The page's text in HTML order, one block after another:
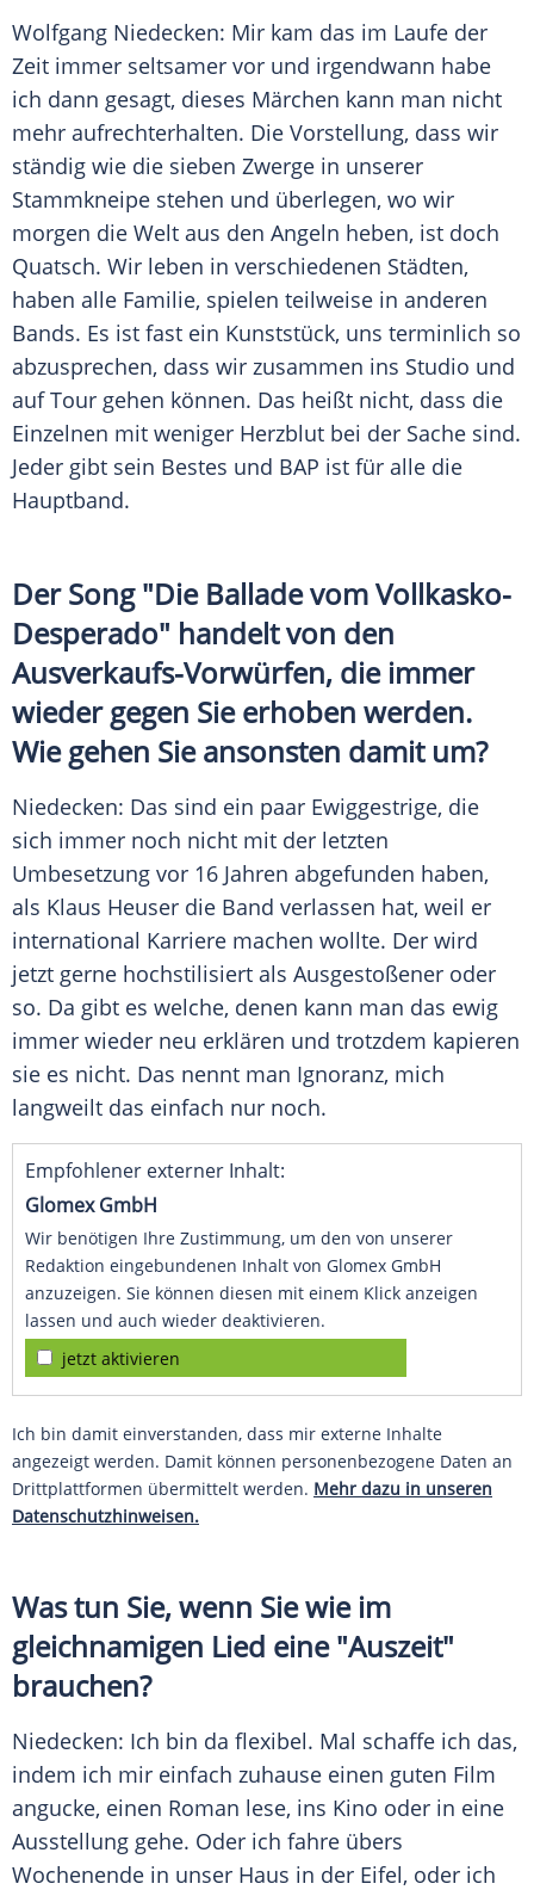
Wolfgang Niedecken: Mir kam das im Laufe der
Zeit immer seltsamer vor und irgendwann habe
ich dann gesagt, dieses Märchen kann man nicht
mehr aufrechterhalten. Die Vorstellung, dass wir
ständig wie die sieben Zwerge in unserer
Stammkneipe stehen und überlegen, wo wir
morgen die Welt aus den Angeln heben, ist doch
Quatsch. Wir leben in verschiedenen Städten,
haben alle Familie, spielen teilweise in anderen
Bands. Es ist fast ein Kunststück, uns terminlich so
abzusprechen, dass wir zusammen ins Studio und
auf Tour gehen können. Das heißt nicht, dass die
Einzelnen mit weniger Herzblut bei der Sache sind.
Jeder gibt sein Bestes und BAP ist für alle die
Hauptband.
Der Song "Die Ballade vom Vollkasko-
Desperado" handelt von den
Ausverkaufs-Vorwürfen, die immer
wieder gegen Sie erhoben werden.
Wie gehen Sie ansonsten damit um?
Niedecken: Das sind ein paar Ewiggestrige, die
sich immer noch nicht mit der letzten
Umbesetzung vor 16 Jahren abgefunden haben,
als Klaus Heuser die Band verlassen hat, weil er
international Karriere machen wollte. Der wird
jetzt gerne hochstilisiert als Ausgestoßener oder
so. Da gibt es welche, denen kann man das ewig
immer wieder neu erklären und trotzdem kapieren
sie es nicht. Das nennt man Ignoranz, mich
langweilt das einfach nur noch.
Empfohlener externer Inhalt:
Glomex GmbH
Wir benötigen Ihre Zustimmung, um den von unserer
Redaktion eingebundenen Inhalt von Glomex GmbH
anzuzeigen. Sie können diesen mit einem Klick anzeigen
lassen und auch wieder deaktivieren.
jetzt aktivieren
Ich bin damit einverstanden, dass mir externe Inhalte
angezeigt werden. Damit können personenbezogene Daten an
Drittplattformen übermittelt werden. Mehr dazu in unseren
Datenschutzhinweisen.
Was tun Sie, wenn Sie wie im
gleichnamigen Lied eine "Auszeit"
brauchen?
Niedecken: Ich bin da flexibel. Mal schaffe ich das,
indem ich mir einfach zuhause einen guten Film
angucke, einen Roman lese, ins Kino oder in eine
Ausstellung gehe. Oder ich fahre übers
Wochenende in unser Haus in der Eifel, oder ich